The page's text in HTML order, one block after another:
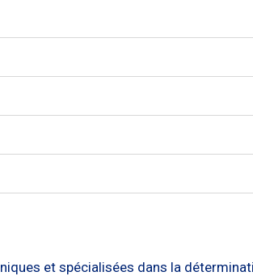
et spécialisées dans la